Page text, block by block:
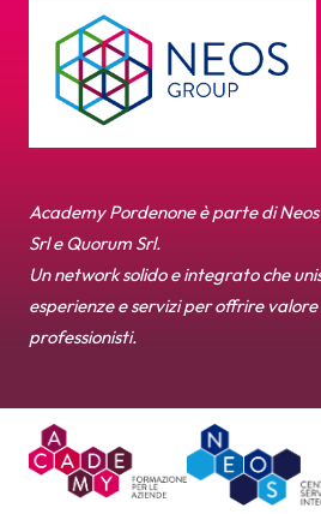
Academy Pordenone è parte di
Srl e Quorum Srl.
Un network solido e integrato che
esperienze e servizi per offrire
professionisti.